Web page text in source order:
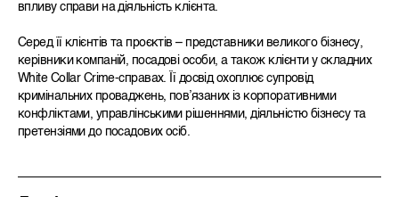
впливу справи на діяльність клієнта.
Серед її клієнтів та проєктів – представники великого бізнесу,
керівники компаній, посадові особи, а також клієнти у складних
White Collar Crime-справах. Її досвід охоплює супровід
кримінальних проваджень, пов’язаних із корпоративними
конфліктами, управлінськими рішеннями, діяльністю бізнесу та
претензіями до посадових осіб.